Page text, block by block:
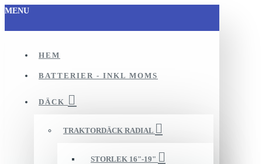
MENU
HEM
BATTERIER - INKL MOMS
DÄCK
TRAKTORDÄCK RADIAL
STORLEK 16"-19"